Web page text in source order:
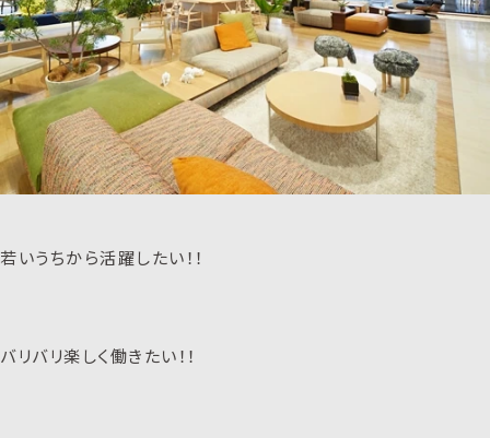
若いうちから活躍したい！！
バリバリ楽しく働きたい！！